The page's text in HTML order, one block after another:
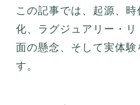
この記事では、起源、
化、ラグジュアリー・
面の懸念、そして実体験
す。